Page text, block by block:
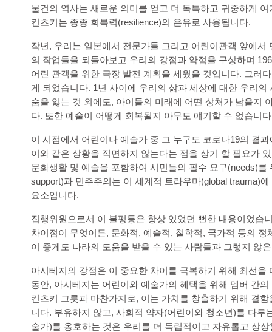
물건의 역사는 새로운 의미를 얻고 더 독특하고 귀중하게
킨츠키는 종종 회복력(resilience)의 은유로 사용됩니다.
작년, 우리는 일본에서 전문가들 그리고 어린이관객 앞에서
의 작업들을 되돌아보고 우리의 강점과 약점을 구상하며
어린 관객을 위한 극장 발전 계획을 세웠을 것입니다. 그러
게 되었습니다. 1년 사이에 우리의 삶과 세상에 대한 우리의
숨을 잃는 것 외에도, 아이들의 미래에 어떤 상처가 남을지
다. 또한 예술이 어떻게 회복될지 아무도 얘기할 수 없습니
이 시점에서 어린이나 예술가 중 그 누구도 코로나19의 결
이와 같은 상황을 직면하지 않는다는 점을 상기 할 필요가
문화생활 및 예술을 포함하여 시민들의 필수 요구(needs)를
support)과 민주주의는 이 세계적 트라우마(global trauma)
요소입니다.
집행위원으로서 이 불평등은 항상 있었던 뻔한 내용이었습
차이점이 무엇이든, 문화적, 예술적, 철학적, 국가적 등의 정
이 좋게도 나라의 도움을 받을 수 있는 사람들과 그렇지 않
아시테지의 강점은 이 중요한 차이를 극복하기 위해 최선을
동안, 아시테지는 어린이와 예술가의 혜택을 위해 멤버 간
킨츠키 그릇과 마찬가지로, 이는 가치를 창출하기 위해 결
니다. 부유하지 않고, 사회적 약자(어린이와 청소년)를 다루
술가)를 옹호하는 것은 우리를 더 독립적이고 자유롭고 상